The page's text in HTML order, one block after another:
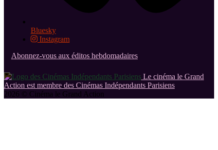
Bluesky
Instagram
Abonnez-vous aux éditos hebdomadaires
Le cinéma le Grand
Action est membre des Cinémas Indépendants Parisiens
2026 © Cinéma le Grand Action